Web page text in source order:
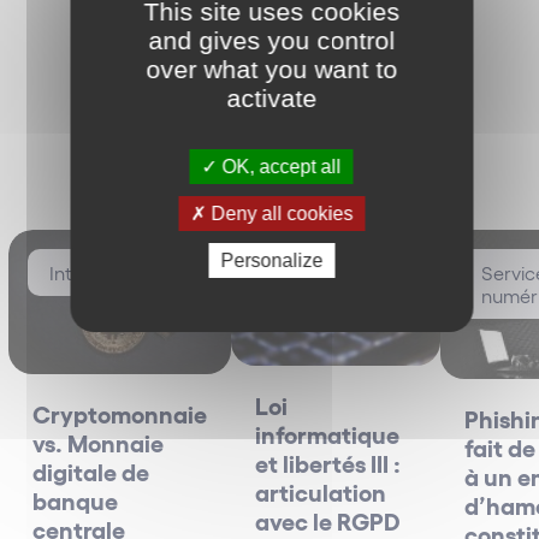
Master 2 Droit de la Consommation et de la
concurrence - Université de Montpellier, 2019 –
Master 1 Droit des Affaires – Université
Toulouse Capitole, 2018-2019
Langues
Français
Anglais
Les plus vus
International
Cryptomonnaie
vs. Monnaie
digitale de
banque
centrale
Data / Données
Loi
informatique
et libertés III :
articulation
avec le RGPD
fait
à un
This site uses cookies
and gives you control
over what you want to
activate
OK, accept all
Deny all cookies
Personalize